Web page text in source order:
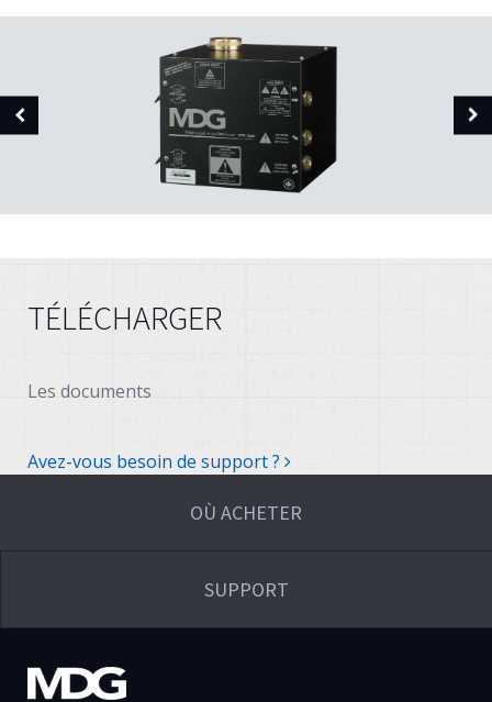
TÉLÉCHARGER
Les documents
Avez-vous besoin de support ?
OÙ ACHETER
SUPPORT